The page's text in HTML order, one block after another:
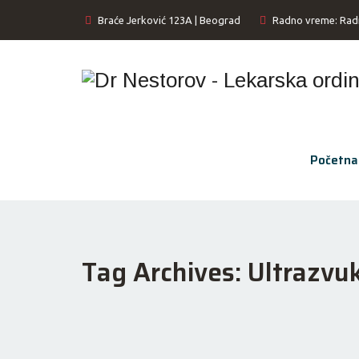
Braće Jerković 123A | Beograd Radno vreme:
Početna
Tag Archives: